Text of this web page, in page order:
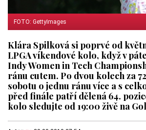
FOTO: GettyImages
Klára Spilková si poprvé od
LPGA víkendové kolo, když v
Indy Women in Tech
ránu cutem. Po dvou kolech za
sobotu o jednu ránu více a s
před finále patří dělená 64.
kolo sledujte od 19:00 živě na